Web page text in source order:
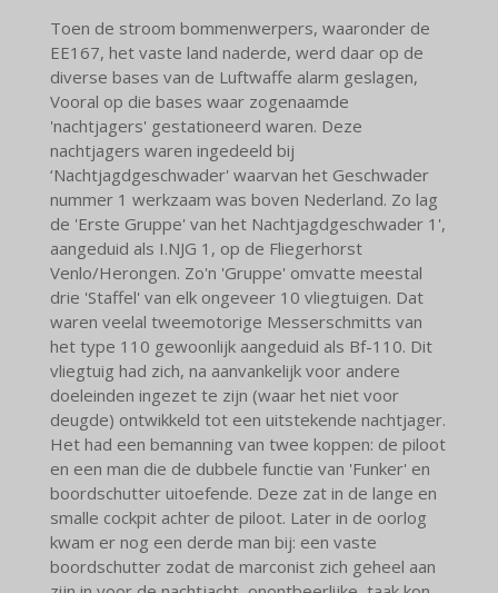
Toen de stroom bommenwerpers, waaronder de
EE167, het vaste land naderde, werd daar op de
diverse bases van de Luftwaffe alarm geslagen,
Vooral op die bases waar zogenaamde
'nachtjagers' gestationeerd waren. Deze
nachtjagers waren ingedeeld bij
‘Nachtjagdgeschwader' waarvan het Geschwader
nummer 1 werkzaam was boven Nederland. Zo lag
de 'Erste Gruppe' van het Nachtjagdgeschwader 1',
aangeduid als I.NJG 1, op de Fliegerhorst
Venlo/Herongen. Zo'n 'Gruppe' omvatte meestal
drie 'Staffel' van elk ongeveer 10 vliegtuigen. Dat
waren veelal tweemotorige Messerschmitts van
het type 110 gewoonlijk aangeduid als Bf-110. Dit
vliegtuig had zich, na aanvankelijk voor andere
doeleinden ingezet te zijn (waar het niet voor
deugde) ontwikkeld tot een uitstekende nachtjager.
Het had een bemanning van twee koppen: de piloot
en een man die de dubbele functie van 'Funker' en
boordschutter uitoefende. Deze zat in de lange en
smalle cockpit achter de piloot. Later in de oorlog
kwam er nog een derde man bij: een vaste
boordschutter zodat de marconist zich geheel aan